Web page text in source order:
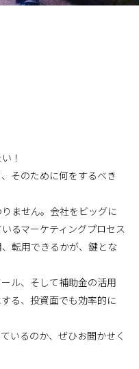
！
そのために何をするべき
ません。会社をビッグに
るマーケティングプロセス
転用できるかが、鍵とな
ル、そして補助金の活用
る、投資面でも効率的に
いるのか、ぜひお聞かせく